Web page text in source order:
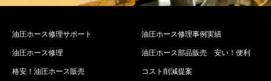
油圧ホース修理サポート
油圧ホース修理
格安！油圧ホース販売
油圧ホース修理事例実績
油圧ホース部品販売 安い！便利
コスト削減提案